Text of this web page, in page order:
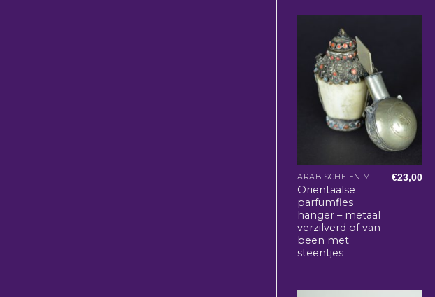
ARABISCHE EN MAROKKAANSE WOONACCESSOIRES
Oriëntaalse
parfumfles
hanger – metaal
verzilverd of van
been met
steentjes
€23,00